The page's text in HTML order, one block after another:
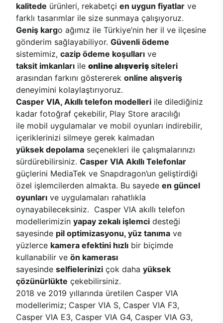
kalitede ürünleri, rekabetçi en uygun fiyatlar ve
farklı tasarımlar ile size sunmaya çalışıyoruz.
Geniş kargo ağımız ile Türkiye’nin her il ve ilçesine
gönderim sağlayabiliyor. Güvenli ödeme
sistemimiz, cazip ödeme koşulları ve
taksit imkanları ile online alışveriş siteleri
arasından farkını göstererek online alışveriş
deneyimini kolaylaştırıyoruz.
Casper VIA, Akıllı telefon modelleri ile dilediğiniz
kadar fotoğraf çekebilir, Play Store aracılığı
ile mobil uygulamalar ve mobil oyunları indirebilir,
içeriklerinizi silmeye gerek kalmadan
yüksek depolama seçenekleri ile çalışmalarınızı
sürdürebilirsiniz. Casper VIA Akıllı Telefonlar
güçlerini MediaTek ve Snapdragon’un geliştirdiği
özel işlemcilerden almakta. Bu sayede en güncel
oyunları ve uygulamaları rahatlıkla
oynayabileceksiniz. Casper VIA akıllı telefon
modellerimizin yapay zekalı işlemci desteği
sayesinde pil optimizasyonu, yüz tanıma ve
yüzlerce kamera efektini hızlı bir biçimde
kullanabilir ve ön kamerası
sayesinde selfielerinizi çok daha yüksek
çözünürlükte çekebilirsiniz.
2018 ve 2019 yıllarında üretilen Casper VIA
modellerimiz; Casper VIA S, Casper VIA F3,
Casper VIA E3, Casper VIA G4, Casper VIA G3,